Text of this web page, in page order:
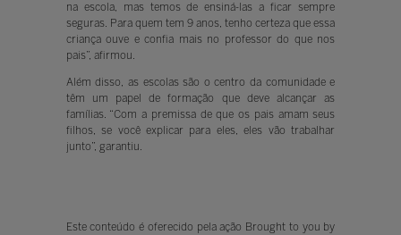
na escola, mas temos de ensiná-las a ficar sempre
seguras. Para quem tem 9 anos, tenho certeza que essa
criança ouve e confia mais no professor do que nos
pais”, afirmou.
Além disso, as escolas são o centro da comunidade e
têm um papel de formação que deve alcançar as
famílias. “Com a premissa de que os pais amam seus
filhos, se você explicar para eles, eles vão trabalhar
junto”, garantiu.
Este conteúdo é oferecido pela ação Brought to you by